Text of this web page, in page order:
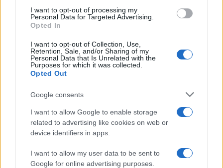
I want to opt-out of processing my
Personal Data for Targeted Advertising.
Opted In
I want to opt-out of Collection, Use,
Retention, Sale, and/or Sharing of my
Personal Data that Is Unrelated with the
Purposes for which it was collected.
Opted Out
Google consents
I want to allow Google to enable storage
related to advertising like cookies on web or
device identifiers in apps.
I want to allow my user data to be sent to
Google for online advertising purposes.